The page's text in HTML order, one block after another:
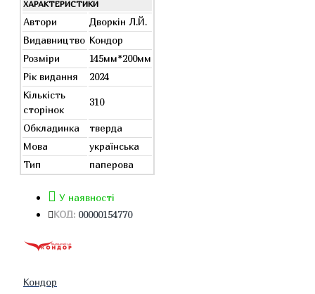
ХАРАКТЕРИСТИКИ
Автори
Дворкін Л.Й.
Видавництво Кондор
Розміри
145мм*200мм
Рік видання
2024
Кількість
сторінок
310
Обкладинка
тверда
Мова
українська
Тип
паперова
У наявності
КОД: 00000154770
Кондор